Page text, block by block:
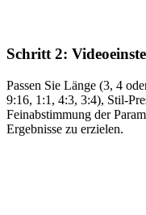
Schritt 2:
Passen Sie Länge (3, 4
9:16, 1:1, 4:3, 3:4), Stil-
Feinabstimmung der
Ergebnisse zu erzielen.